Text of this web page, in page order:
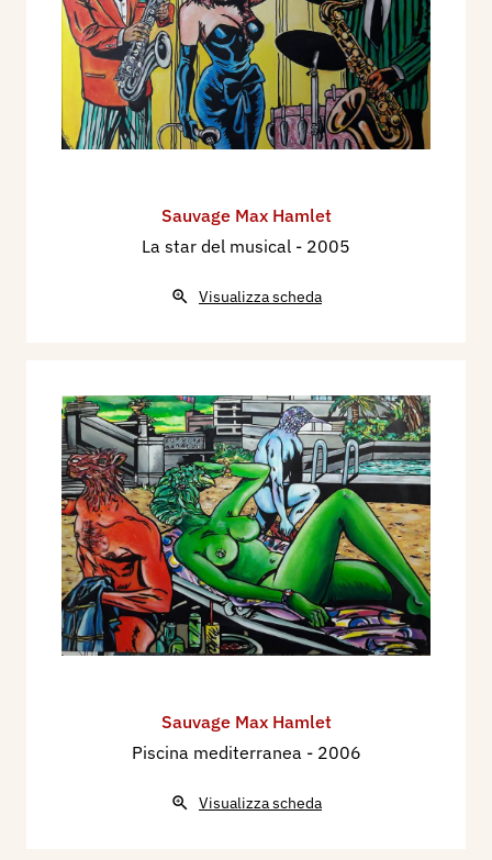
Sauvage Max Hamlet
La star del musical - 2005
Visualizza scheda
Sauvage Max Hamlet
Piscina mediterranea - 2006
Visualizza scheda